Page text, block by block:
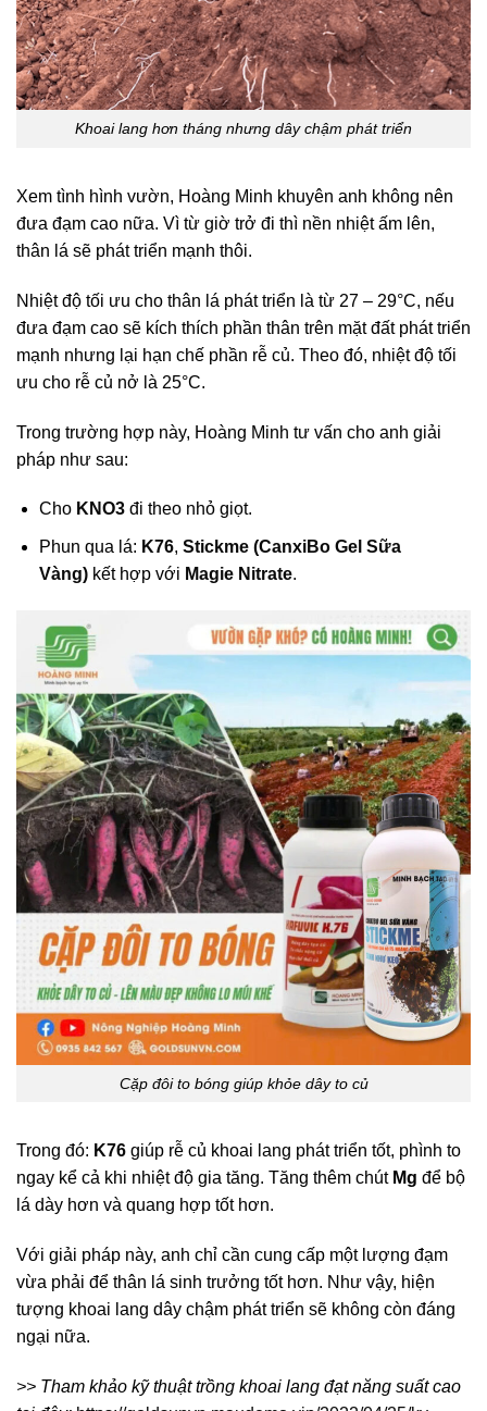
Khoai lang hơn tháng nhưng dây chậm phát triển
Xem tình hình vườn, Hoàng Minh khuyên anh không nên
đưa đạm cao nữa. Vì từ giờ trở đi thì nền nhiệt ấm lên,
thân lá sẽ phát triển mạnh thôi.
Nhiệt độ tối ưu cho thân lá phát triển là từ 27 – 29°C, nếu
đưa đạm cao sẽ kích thích phần thân trên mặt đất phát triển
mạnh nhưng lại hạn chế phần rễ củ. Theo đó, nhiệt độ tối
ưu cho rễ củ nở là 25°C.
Trong trường hợp này, Hoàng Minh tư vấn cho anh giải
pháp như sau:
Cho KNO3đi theo nhỏ giọt.
Phun qua lá: K76, Stickme (CanxiBo Gel Sữa
Vàng)kết hợp với Magie Nitrate.
Cặp đôi to bóng giúp khỏe dây to củ
Trong đó: K76 giúp rễ củ khoai lang phát triển tốt, phình to
ngay kể cả khi nhiệt độ gia tăng. Tăng thêm chút Mg để bộ
lá dày hơn và quang hợp tốt hơn.
Với giải pháp này, anh chỉ cần cung cấp một lượng đạm
vừa phải để thân lá sinh trưởng tốt hơn. Như vậy, hiện
tượng khoai lang dây chậm phát triển sẽ không còn đáng
ngại nữa.
>> Tham khảo kỹ thuật trồng khoai lang đạt năng suất cao